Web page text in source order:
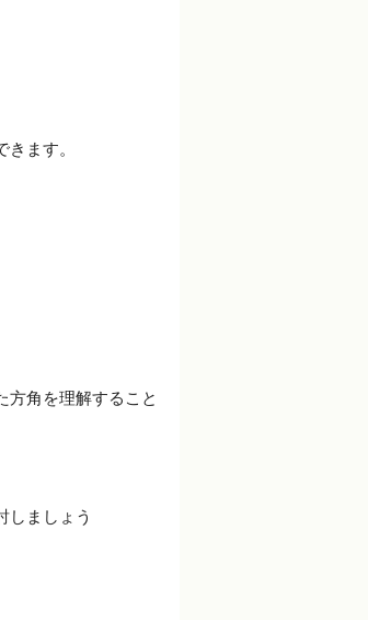
ます。
方角を理解すること
しましょう